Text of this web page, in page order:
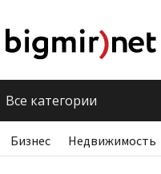
Все категории
Бизнес Недвижимость